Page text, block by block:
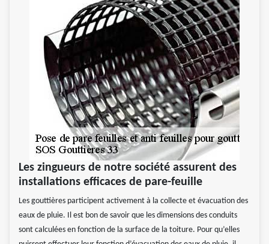
Les zingueurs de notre société assurent des
installations efficaces de pare-feuille
Les gouttières participent activement à la collecte et évacuation des
eaux de pluie. Il est bon de savoir que les dimensions des conduits
sont calculées en fonction de la surface de la toiture. Pour qu’elles